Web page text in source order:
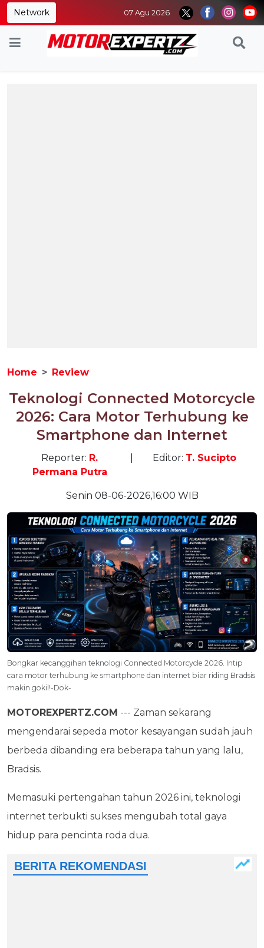
Network 07 Agu 2026
Home Review
Teknologi Connected Motorcycle
2026: Cara Motor Terhubung ke
Smartphone dan Internet
Reporter: R.
Permana Putra
Editor: T. Sucipto
Senin 08-06-2026,16:00 WIB
Bongkar kecanggihan teknologi Connected Motorcycle 2026. Intip
cara motor terhubung ke smartphone dan internet biar riding Bradsis
makin gokil!-Dok-
MOTOREXPERTZ.COM --- Zaman sekarang
mengendarai sepeda motor kesayangan sudah jauh
berbeda dibanding era beberapa tahun yang lalu,
Bradsis.
Memasuki pertengahan tahun 2026 ini, teknologi
internet terbukti sukses mengubah total gaya
hidup para pencinta roda dua.